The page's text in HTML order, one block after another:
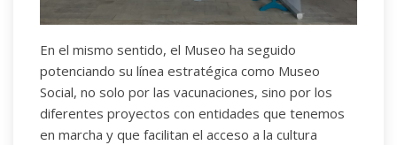
En el mismo sentido, el Museo ha seguido
potenciando su línea estratégica como Museo
Social, no solo por las vacunaciones, sino por los
diferentes proyectos con entidades que tenemos
en marcha y que facilitan el acceso a la cultura